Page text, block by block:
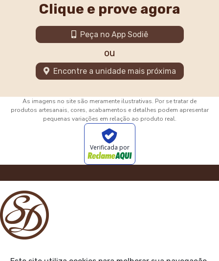
Clique e prove agora
Peça no App Sodiê
ou
Encontre a unidade mais próxima
As imagens no site são meramente ilustrativas. Por se tratar de
produtos artesanais, cores, acabamentos e detalhes podem apresentar
pequenas variações em relação ao produto real.
Verificada por